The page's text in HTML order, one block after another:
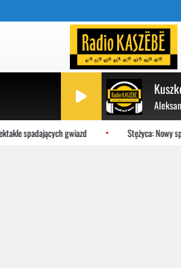
spadających gwiazd Stężyca: Nowy